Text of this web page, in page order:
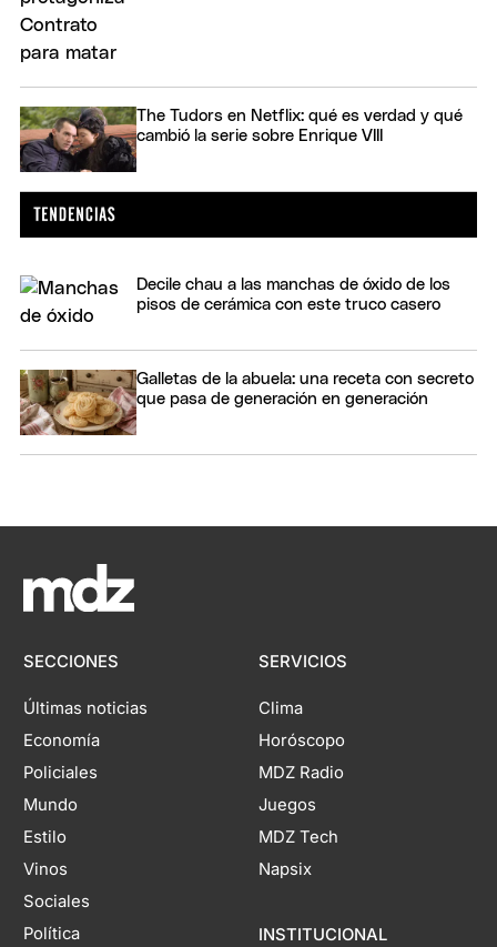
The Tudors en Netflix: qué es verdad y qué
cambió la serie sobre Enrique VIII
Decile chau a las manchas de óxido de los
pisos de cerámica con este truco casero
Galletas de la abuela: una receta con secreto
que pasa de generación en generación
SECCIONES
Últimas noticias
Economía
Policiales
Mundo
Estilo
Vinos
Sociales
Política
SERVICIOS
Clima
Horóscopo
MDZ Radio
Juegos
MDZ Tech
Napsix
INSTITUCIONAL